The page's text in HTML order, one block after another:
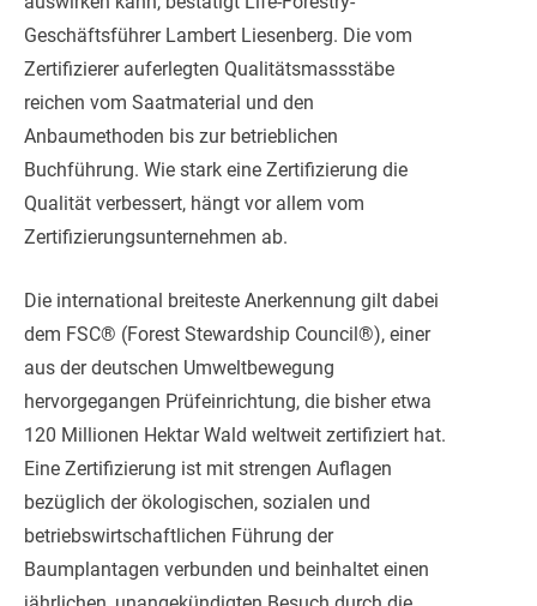
Geschäftsführer Lambert Liesenberg. Die vom
Zertifizierer auferlegten Qualitätsmassstäbe
reichen vom Saatmaterial und den
Anbaumethoden bis zur betrieblichen
Buchführung. Wie stark eine Zertifizierung die
Qualität verbessert, hängt vor allem vom
Zertifizierungsunternehmen ab.
Die international breiteste Anerkennung gilt dabei
dem FSC® (Forest Stewardship Council®), einer
aus der deutschen Umweltbewegung
hervorgegangen Prüfeinrichtung, die bisher etwa
120 Millionen Hektar Wald weltweit zertifiziert hat.
Eine Zertifizierung ist mit strengen Auflagen
bezüglich der ökologischen, sozialen und
betriebswirtschaftlichen Führung der
Baumplantagen verbunden und beinhaltet einen